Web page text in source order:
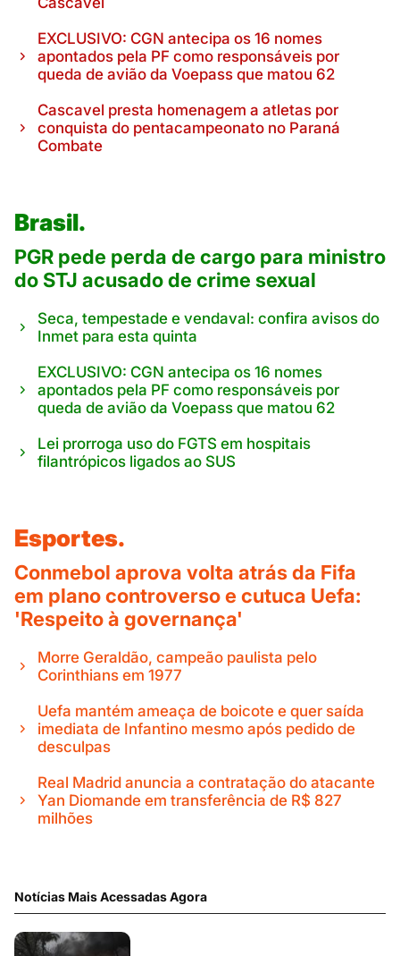
EXCLUSIVO: CGN antecipa os 16 nomes
apontados pela PF como responsáveis por
queda de avião da Voepass que matou 62
Cascavel presta homenagem a atletas por
conquista do pentacampeonato no Paraná
Combate
Brasil.
PGR pede perda de cargo para ministro
do STJ acusado de crime sexual
Seca, tempestade e vendaval: confira avisos do
Inmet para esta quinta
EXCLUSIVO: CGN antecipa os 16 nomes
apontados pela PF como responsáveis por
queda de avião da Voepass que matou 62
Lei prorroga uso do FGTS em hospitais
filantrópicos ligados ao SUS
Esportes.
Conmebol aprova volta atrás da Fifa
em plano controverso e cutuca Uefa:
'Respeito à governança'
Morre Geraldão, campeão paulista pelo
Corinthians em 1977
Uefa mantém ameaça de boicote e quer saída
imediata de Infantino mesmo após pedido de
desculpas
Real Madrid anuncia a contratação do atacante
Yan Diomande em transferência de R$ 827
milhões
Notícias Mais Acessadas Agora